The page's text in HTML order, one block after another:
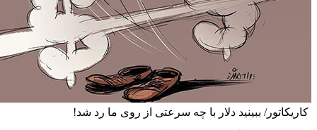
ببینید دلار با چه سرعتی از روی ما رد شد!